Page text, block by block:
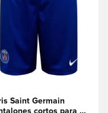
Saint Germain
cortos para el